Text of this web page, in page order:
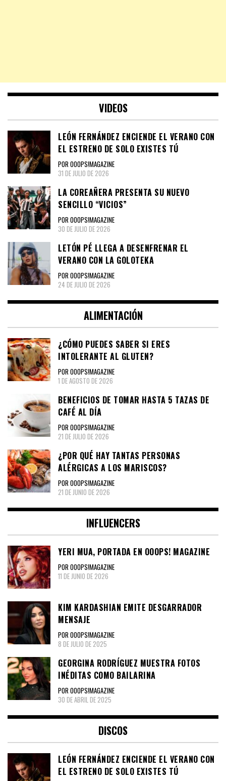
VIDEOS
LEÓN FERNÁNDEZ ENCIENDE EL VERANO CON
EL ESTRENO DE SOLO EXISTES TÚ
POR OOOPS!MAGAZINE
31 DE JULIO DE 2026
LA COREAÑERA PRESENTA SU NUEVO
SENCILLO “VICIOS”
POR OOOPS!MAGAZINE
30 DE JULIO DE 2026
LETÓN PÉ LLEGA A DESENFRENAR EL
VERANO CON LA GOLOTEKA
POR OOOPS!MAGAZINE
24 DE JULIO DE 2026
ALIMENTACIÓN
¿CÓMO PUEDES SABER SI ERES
INTOLERANTE AL GLUTEN?
POR OOOPS!MAGAZINE
1 DE AGOSTO DE 2026
BENEFICIOS DE TOMAR HASTA 5 TAZAS DE
CAFÉ AL DÍA
POR OOOPS!MAGAZINE
21 DE JULIO DE 2026
¿POR QUÉ HAY TANTAS PERSONAS
ALÉRGICAS A LOS MARISCOS?
POR OOOPS!MAGAZINE
21 DE JUNIO DE 2026
INFLUENCERS
YERI MUA, PORTADA EN OOOPS! MAGAZINE
POR OOOPS!MAGAZINE
11 DE JUNIO DE 2026
KIM KARDASHIAN EMITE DESGARRADOR
MENSAJE
POR OOOPS!MAGAZINE
8 DE JULIO DE 2025
GEORGINA RODRÍGUEZ MUESTRA FOTOS
INÉDITAS COMO BAILARINA
POR OOOPS!MAGAZINE
30 DE ABRIL DE 2025
DISCOS
LEÓN FERNÁNDEZ ENCIENDE EL VERANO CON
EL ESTRENO DE SOLO EXISTES TÚ